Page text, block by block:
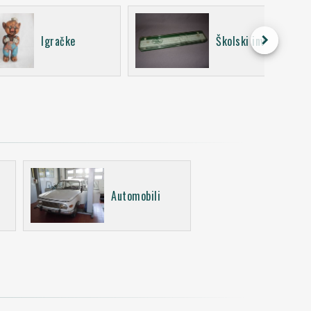
Igračke Školski inventar
keyboard_arrow_right
Automobili